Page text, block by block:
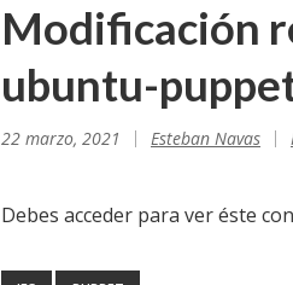
Modificación
ubuntu-
22 marzo, 2021 Esteban Navas
Debes acceder para ver éste